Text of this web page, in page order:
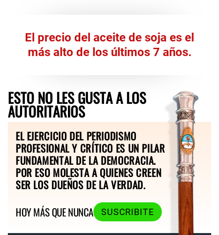
El precio del aceite de soja es el
más alto de los últimos 7 años.
ESTO NO LES GUSTA A LOS
AUTORITARIOS
EL EJERCICIO DEL PERIODISMO
PROFESIONAL Y CRÍTICO ES UN PILAR
FUNDAMENTAL DE LA DEMOCRACIA.
POR ESO MOLESTA A QUIENES CREEN
SER LOS DUEÑOS DE LA VERDAD.
HOY MÁS QUE NUNCA
SUSCRIBITE